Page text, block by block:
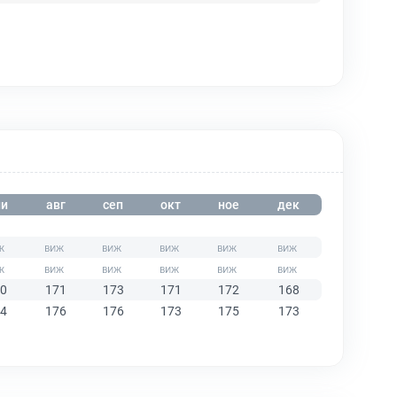
авг сеп окт ное дек
171 173 171 172
168
176 176 173 175 173